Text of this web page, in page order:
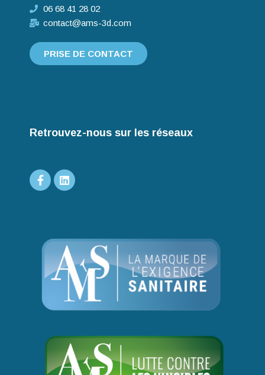
06 68 41 28 02
contact@ams-3d.com
PRISE DE CONTACT
Retrouvez-nous sur les réseaux